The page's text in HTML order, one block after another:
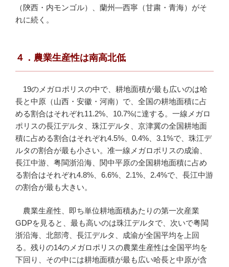
（陝西・内モンゴル）、蘭州—西寧（甘粛・青海）がそ
れに続く。
４．農業生産性は南高北低
19のメガロポリスの中で、耕地面積が最も広いのは哈
長と中原（山西・安徽・河南）で、全国の耕地面積に占
める割合はそれぞれ11.2%、10.7%に達する。一線メガロ
ポリスの長江デルタ、珠江デルタ、京津冀の全国耕地面
積に占める割合はそれぞれ4.5%、0.4%、3.1%で、珠江デ
ルタの割合が最も小さい。准一線メガロポリスの成渝、
長江中游、粤閩浙沿海、関中平原の全国耕地面積に占め
る割合はそれぞれ4.8%、6.6%、2.1%、2.4%で、長江中游
の割合が最も大きい。
農業生産性、即ち単位耕地面積あたりの第一次産業
GDPを見ると、最も高いのは珠江デルタで、次いで粤閩
浙沿海、北部湾、長江デルタ、成渝が全国平均を上回
る。残りの14のメガロポリスの農業生産性は全国平均を
下回り、その中には耕地面積が最も広い哈長と中原が含